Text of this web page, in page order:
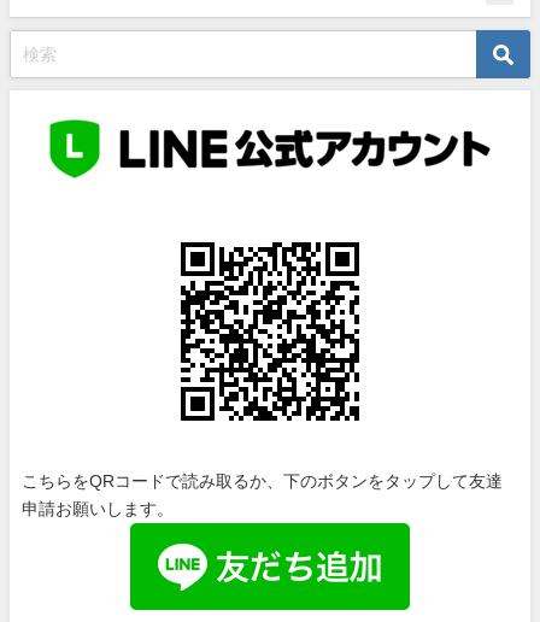
こちらをQRコードで読み取るか、下のボタンをタップして友達
申請お願いします。